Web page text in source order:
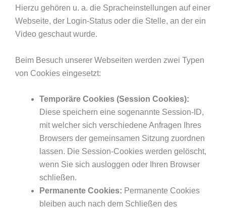
Hierzu gehören u. a. die Spracheinstellungen auf einer
Webseite, der Login-Status oder die Stelle, an der ein
Video geschaut wurde.
Beim Besuch unserer Webseiten werden zwei Typen
von Cookies eingesetzt:
Temporäre Cookies (Session Cookies):
Diese speichern eine sogenannte Session-ID,
mit welcher sich verschiedene Anfragen Ihres
Browsers der gemeinsamen Sitzung zuordnen
lassen. Die Session-Cookies werden gelöscht,
wenn Sie sich ausloggen oder Ihren Browser
schließen.
Permanente Cookies: Permanente Cookies
bleiben auch nach dem Schließen des